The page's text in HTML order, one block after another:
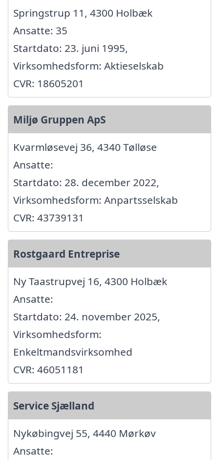
Springstrup 11, 4300 Holbæk
Ansatte: 35
Startdato: 23. juni 1995,
Virksomhedsform: Aktieselskab
CVR: 18605201
Miljø Gruppen ApS
Kvarmløsevej 36, 4340 Tølløse
Ansatte:
Startdato: 28. december 2022,
Virksomhedsform: Anpartsselskab
CVR: 43739131
Rostgaard Entreprise
Ny Taastrupvej 16, 4300 Holbæk
Ansatte:
Startdato: 24. november 2025,
Virksomhedsform:
Enkeltmandsvirksomhed
CVR: 46051181
Service Sjælland
Nykøbingvej 55, 4440 Mørkøv
Ansatte: